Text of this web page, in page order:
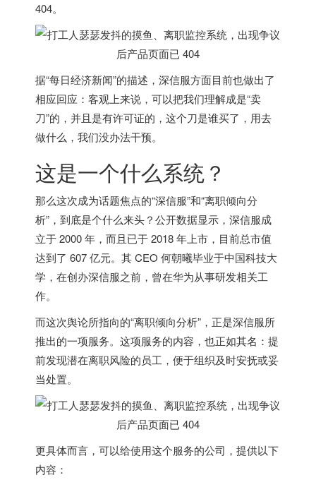
404。
据“每日经济新闻”的描述，深信服方面目前也做出了
相应回应：客观上来说，可以把我们理解成是“卖
刀”的，并且是有许可证的，这个刀是谁买了，用去
做什么，我们没办法干预。
这是一个什么系统？
那么这次成为话题焦点的“深信服”和“离职倾向分
析”，到底是个什么来头？公开数据显示，深信服成
立于 2000 年，而且已于 2018 年上市，目前总市值
达到了 607 亿元。其 CEO 何朝曦毕业于中国科技大
学，在创办深信服之前，曾在华为从事研发相关工
作。
而这次舆论所指向的“离职倾向分析”，正是深信服所
推出的一项服务。这项服务的内容，也正如其名： 提
前发现潜在离职风险的员工，便于组织及时安抚或妥
当处置。
更具体而言，可以给使用这个服务的公司，提供以下
内容：